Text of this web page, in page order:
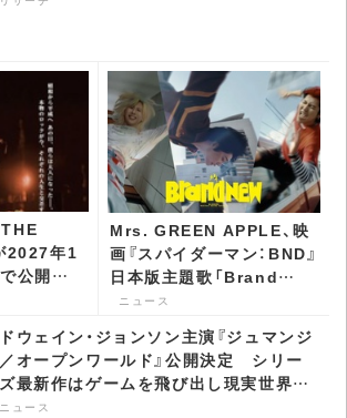
THE
2027年1
公開決
アル公
ュース
Mrs. GREEN APPLE、映
画『スパイダーマン：BND』
日本版主題歌「Brand
New」MV公開 -
CDJournal ニュース
ニュース
ドウェイン・ジョンソン主演『ジュマンジ
／オープンワールド』公開決定 シリー
ズ最新作はゲームを飛び出し現実世界へ
- CDJournal ニュース
ニュース